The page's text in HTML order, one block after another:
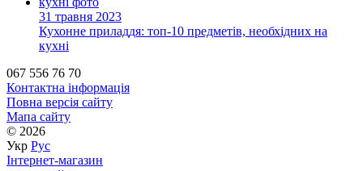
31 травня 2023
Кухонне приладдя: топ-10 предметів, необхідних на
кухні
067 556 76 70
Контактна інформація
Повна версія сайту
Мапа сайту
© 2026
Укр Рус
Інтернет-магазин